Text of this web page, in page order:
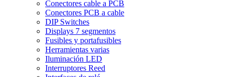
Conectores cable a PCB
Conectores PCB a cable
DIP Switches
Displays 7 segmentos
Fusibles y portafusibles
Herramientas varias
Iluminación LED
Interruptores Reed